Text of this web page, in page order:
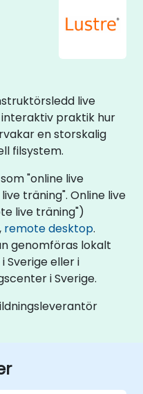
live
praktik hur
en storskalig
filsystem.
"online live
träning". Online live
live träning")
remote desktop.
genomföras lokalt
Sverige eller i
i Sverige.